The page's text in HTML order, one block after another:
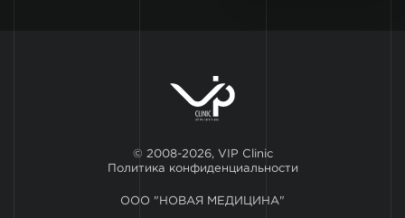
© 2008-2026, VIP Clinic
Политика конфиденциальности
ООО "НОВАЯ МЕДИЦИНА"